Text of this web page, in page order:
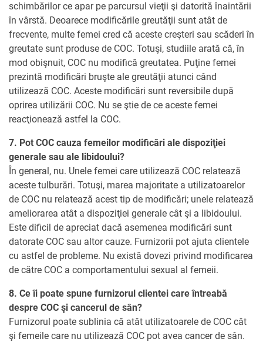
schimbărilor ce apar pe parcursul vieţii şi datorită înaintării
în vârstă. Deoarece modificările greutăţii sunt atât de
frecvente, multe femei cred că aceste creşteri sau scăderi în
greutate sunt produse de COC. Totuşi, studiile arată că, în
mod obişnuit, COC nu modifică greutatea. Puţine femei
prezintă modificări bruşte ale greutăţii atunci când
utilizează COC. Aceste modificări sunt reversibile după
oprirea utilizării COC. Nu se ştie de ce aceste femei
reacţionează astfel la COC.
7. Pot COC cauza femeilor modificări ale dispoziţiei
generale sau ale libidoului?
În general, nu. Unele femei care utilizează COC relatează
aceste tulburări. Totuşi, marea majoritate a utilizatoarelor
de COC nu relatează acest tip de modificări; unele relatează
ameliorarea atât a dispoziţiei generale cât şi a libidoului.
Este dificil de apreciat dacă asemenea modificări sunt
datorate COC sau altor cauze. Furnizorii pot ajuta clientele
cu astfel de probleme. Nu există dovezi privind modificarea
de către COC a comportamentului sexual al femeii.
8. Ce îi poate spune furnizorul clientei care întreabă
despre COC şi cancerul de sân?
Furnizorul poate sublinia că atât utilizatoarele de COC cât
şi femeile care nu utilizează COC pot avea cancer de sân.